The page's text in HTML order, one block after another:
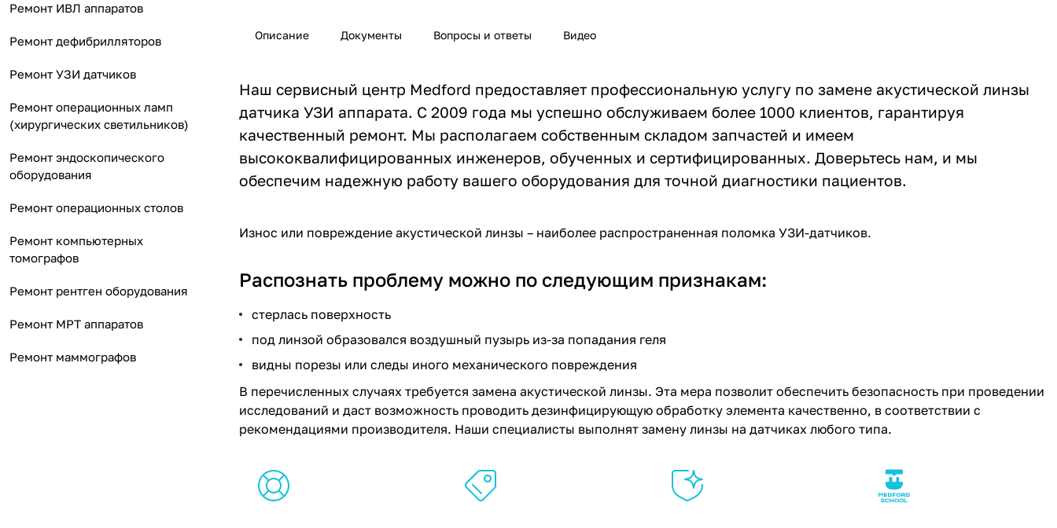
Описание Документы Вопросы и ответы Видео
Наш сервисный центр Medford предоставляет профессиональную услугу по замене акустической линзы
датчика УЗИ аппарата. С 2009 года мы успешно обслуживаем более 1000 клиентов, гарантируя
качественный ремонт. Мы располагаем собственным складом запчастей и имеем
высококвалифицированных инженеров, обученных и сертифицированных. Доверьтесь нам, и мы
обеспечим надежную работу вашего оборудования для точной диагностики пациентов.
Износ или повреждение акустической линзы – наиболее распространенная поломка УЗИ-датчиков.
Распознать проблему можно по следующим признакам:
стерлась поверхность
под линзой образовался воздушный пузырь из-за попадания геля
видны порезы или следы иного механического повреждения
В перечисленных случаях требуется замена акустической линзы. Эта мера позволит обеспечить безопасность при проведении
исследований и даст возможность проводить дезинфицирующую обработку элемента качественно, в соответствии с
рекомендациями производителя. Наши специалисты выполнят замену линзы на датчиках любого типа.
Ремонт ИВЛ аппаратов
Ремонт дефибрилляторов
Ремонт УЗИ датчиков
Ремонт операционных ламп
(хирургических светильников)
Ремонт эндоскопического
оборудования
Ремонт операционных столов
Ремонт компьютерных
томографов
Ремонт рентген оборудования
Ремонт МРТ аппаратов
Ремонт маммографов